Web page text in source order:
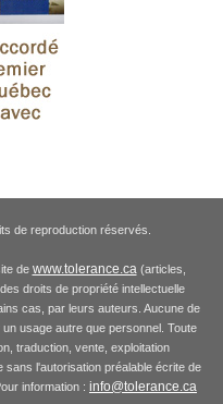
de reproduction réservés.
de www.tolerance.ca (articles,
droits de propriété intellectuelle
cas, par leurs auteurs. Aucune de
usage autre que personnel. Toute
traduction, vente, exploitation
sans l'autorisation préalable écrite de
information : info@tolerance.ca